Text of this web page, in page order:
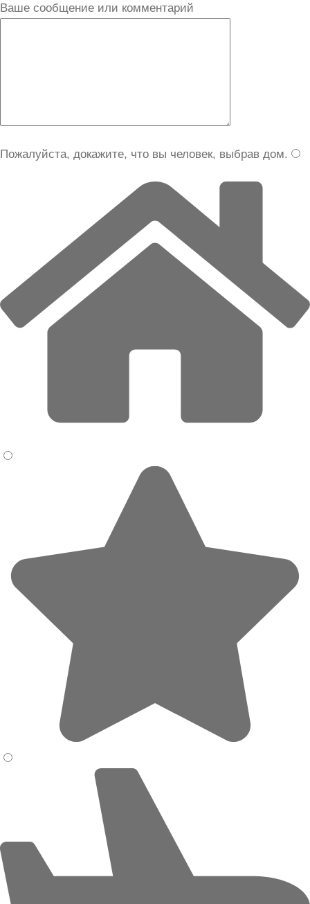
Ваше сообщение или комментарий
Пожалуйста, докажите, что вы человек, выбрав дом.